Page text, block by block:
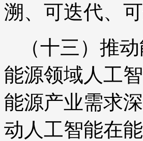
溯、可迭代、
（十三）推
能源领域人工
能源产业需求
动人工智能在